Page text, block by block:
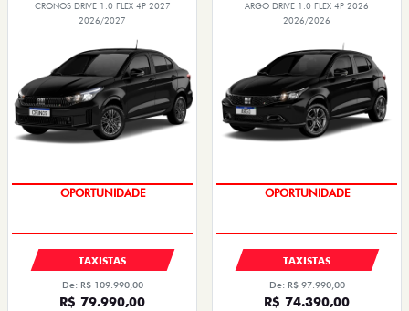
CRONOS DRIVE 1.0 FLEX 4P 2027
2026/2027
OPORTUNIDADE
TAXISTAS
De: R$ 109.990,00
R$ 79.990,00
ARGO DRIVE 1.0 FLEX 4P 2026
2026/2026
OPORTUNIDADE
TAXISTAS
De: R$ 97.990,00
R$ 74.390,00